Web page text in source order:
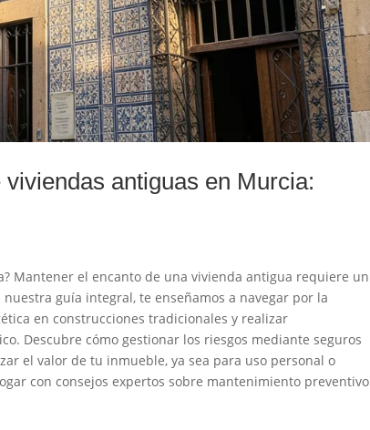
antiguas en Murcia:
Mantener el encanto de una vivienda antigua requiere un
guía integral, te enseñamos a navegar por la
en construcciones tradicionales y realizar
Descubre cómo gestionar los riesgos mediante seguros
el valor de tu inmueble, ya sea para uso personal o
con consejos expertos sobre mantenimiento preventivo